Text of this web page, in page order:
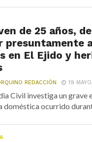
de 25 años,
presuntamente
en El Ejido y
REDACCIÓN 19
Civil investiga un grave
doméstica ocurrido